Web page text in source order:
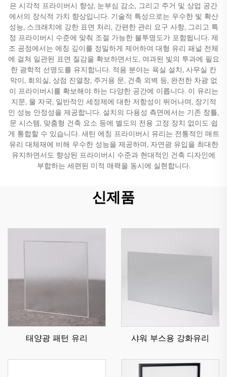
은 시각적 프라이버시 향상, 눈부심 감소, 그리고 주거 및 상업 공간
에서의 장식적 가치 향상입니다. 기술적 특성으로는 우수한 빛 확산
성능, 스크래치에 강한 표면 처리, 간편한 관리 요구 사항, 그리고 특
정 프라이버시 수준에 맞춰 조절 가능한 불투명도가 포함됩니다. 제
조 공정에서는 에칭 깊이를 정밀하게 제어하여 대형 유리 패널 전체
에 걸쳐 일관된 표면 질감을 확보하면서도, 여과된 빛의 투과에 필요
한 광학적 선명도를 유지합니다. 적용 분야는 욕실 설치, 사무실 칸
막이, 회의실, 상점 진열창, 주거용 문, 건축 외벽 등, 완전한 차광 없
이 프라이버시를 확보해야 하는 다양한 공간에 이릅니다. 이 유리는
지문, 물 자국, 일반적인 세정제에 대한 저항성이 뛰어나며, 장기적
인 성능 안정성을 제공합니다. 설치의 다용성 측면에서는 기존 창틀,
문 시스템, 맞춤형 건축 요소 등에 별도의 전용 고정 장치 없이도 쉽
게 통합할 수 있습니다. 새틴 에칭 프라이버시 유리는 전통적인 매트
유리 대체재에 비해 우수한 성능을 제공하며, 자연광 유입을 최대한
유지하면서도 향상된 프라이버시 수준과 현대적인 건축 디자인에
부합하는 세련된 미적 매력을 동시에 실현합니다.
신제품
태양광 패턴 유리 샤워 부스용 강화유리